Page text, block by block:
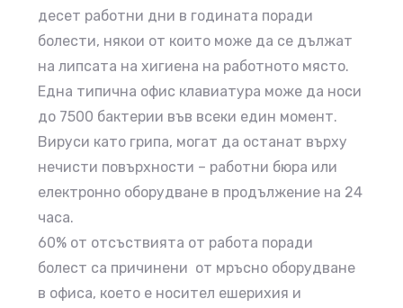
десет работни дни в годината поради
болести, някои от които може да се дължат
на липсата на хигиена на работното място.
Една типична офис клавиатура може да носи
до 7500 бактерии във всеки един момент.
Вируси като грипа, могат да останат върху
нечисти повърхности – работни бюра или
електронно оборудване в продължение на 24
часа.
60% от отсъствията от работа поради
болест са причинени от мръсно оборудване
в офиса, което е носител ешерихия и